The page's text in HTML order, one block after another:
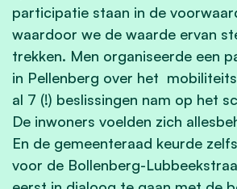
participatie staan in de
waardoor we de waarde ervan
trekken. Men organiseerde een
in Pellenberg over het
al 7 (!) beslissingen nam op het
De inwoners voelden zich
En de gemeenteraad keurde
voor de Bollenberg-